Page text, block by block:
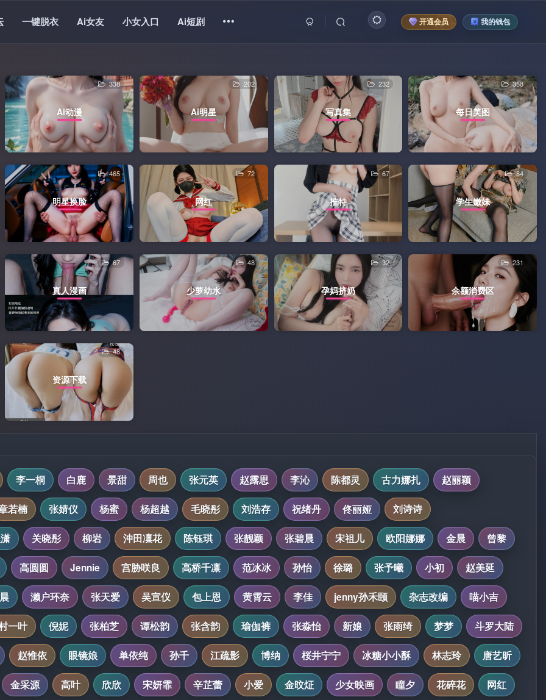
一键脱衣 Ai女友 小女入口 Ai短剧 开通会员 我的钱包
Ai动漫
338
Ai明星
202
写真集
232
每日美图
358
明星换脸
465
网红
72
推特
67
学生嫩妹
84
真人漫画
67
少萝幼水
48
孕妈挤奶
32
余额消费区
231
资源下载
48
李一桐 白鹿 景甜 周也 张元英 赵露思 李沁 陈都灵 古力娜扎 赵丽颖
若楠 张婧仪 杨蜜 杨超越 毛晓彤 刘浩存 祝绪丹 佟丽娅 刘诗诗
关晓彤 柳岩 沖田凜花 陈钰琪 张靓颖 张碧晨 宋祖儿 欧阳娜娜 金晨 曾黎
高圆圆 Jennie 宫胁咲良 高桥千凛 范冰冰 孙怡 徐璐 张予曦 小初 赵美延
濑户环奈 张天爱 吴宣仪 包上恩 黄霄云 李佳 jenny孙禾颐 杂志改编 喵小吉
一叶 倪妮 张柏芝 谭松韵 张含韵 瑜伽裤 张淼怡 新娘 张雨绮 梦梦 斗罗大陆
赵惟依 眼镜娘 单依纯 孙千 江疏影 博纳 桜井宁宁 冰糖小小酥 林志玲 唐艺昕
金采源 高叶 欣欣 宋妍霏 辛芷蕾 小爱 金旼炡 少女映画 瞳夕 花碎花 网红